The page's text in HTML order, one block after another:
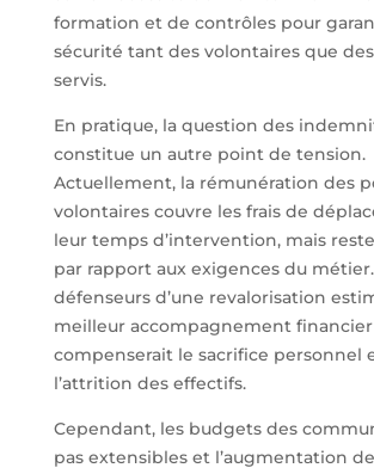
formation et de contrôles pour
sécurité tant des volontaires que
servis.
En pratique, la question des
constitue un autre point de tension.
Actuellement, la rémunération des
volontaires couvre les frais de
leur temps d’intervention, mais
par rapport aux exigences du
défenseurs d’une revalorisation
meilleur accompagnement financier
compenserait le sacrifice personnel
l’attrition des effectifs.
Cependant, les budgets des
pas extensibles et l’augmentation